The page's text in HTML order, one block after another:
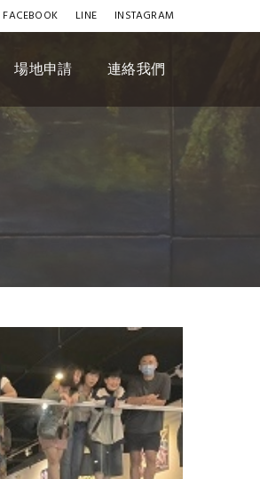
FACEBOOK LINE INSTAGRAM
場地申請 連絡我們